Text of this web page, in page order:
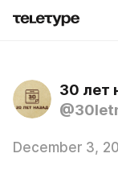
30 лет
December 3,